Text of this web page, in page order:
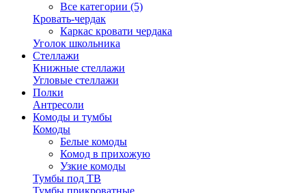
Все категории (5)
Кровать-чердак
Каркас кровати чердака
Уголок школьника
Стеллажи
Книжные стеллажи
Угловые стеллажи
Полки
Антресоли
Комоды и тумбы
Комоды
Белые комоды
Комод в прихожую
Узкие комоды
Тумбы под ТВ
Тумбы прикроватные